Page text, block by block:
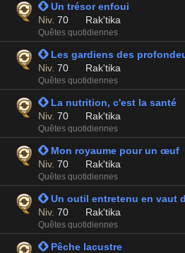
 Un trésor enfoui
Niv. 70 Rak'tika
Quêtes quotidiennes
 Les gardiens des
Niv. 70 Rak'tika
Quêtes quotidiennes
 La nutrition, c'est la santé
Niv. 70 Rak'tika
Quêtes quotidiennes
 Mon royaume pour un œuf
Niv. 70 Rak'tika
Quêtes quotidiennes
 Un outil entretenu en vaut
Niv. 70 Rak'tika
Quêtes quotidiennes
 Pêche lacustre